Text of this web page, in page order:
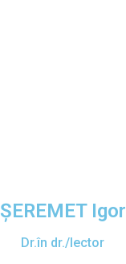
ȘEREMET Igor
Dr.în dr./lector